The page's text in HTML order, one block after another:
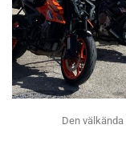
Den